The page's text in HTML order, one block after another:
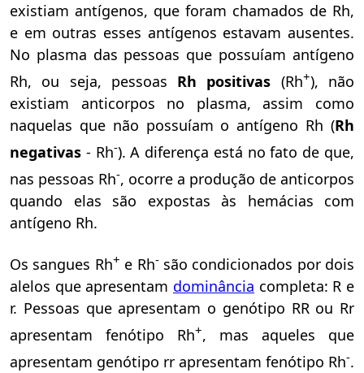
existiam antígenos, que foram chamados de Rh,
e em outras esses antígenos estavam ausentes.
No plasma das pessoas que possuíam antígeno
Rh, ou seja, pessoas Rh positivas (Rh+), não
existiam anticorpos no plasma, assim como
naquelas que não possuíam o antígeno Rh (Rh
negativas - Rh-). A diferença está no fato de que,
nas pessoas Rh-, ocorre a produção de anticorpos
quando elas são expostas às hemácias com
antígeno Rh.
Os sangues Rh+ e Rh-são condicionados por dois
alelos que apresentam dominância completa: R e
r. Pessoas que apresentam o genótipo RR ou Rr
apresentam fenótipo Rh+, mas aqueles que
apresentam genótipo rr apresentam fenótipo Rh-.